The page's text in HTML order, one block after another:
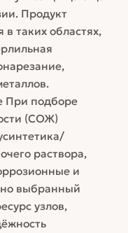
Продукт
таких областях,
При подборе
(СОЖ)
раствора,
и
выбранный
узлов,